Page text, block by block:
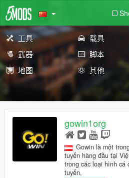
工具 载具
武器
脚本
地图
其他
gowin1org
Gowin là một
tuyến hàng đầu tại
trong các loại hình cá
tuyến,